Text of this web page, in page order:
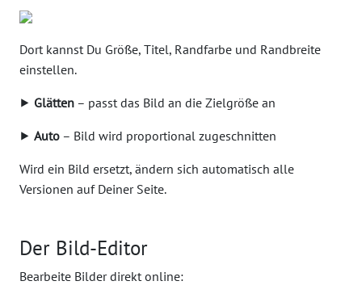
Dort kannst Du Größe, Titel, Randfarbe und Randbreite
einstellen.
⯈ Glätten – passt das Bild an die Zielgröße an
⯈ Auto – Bild wird proportional zugeschnitten
Wird ein Bild ersetzt, ändern sich automatisch alle
Versionen auf Deiner Seite.
Der Bild-Editor
Bearbeite Bilder direkt online: